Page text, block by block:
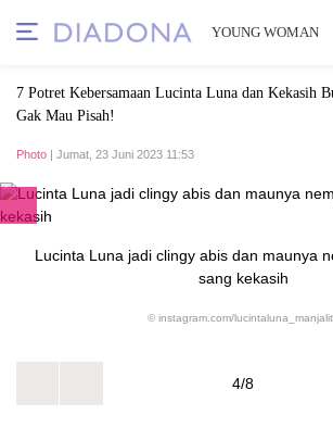
YOUNG WOMAN
7 Potret Kebersamaan Lucinta Luna dan Kekasih
Gak Mau Pisah!
Photo | Jumat, 23 Juni 2023 11:53
Lucinta Luna jadi clingy abis dan maunya
sang kekasih
© instagram.com/
4/8